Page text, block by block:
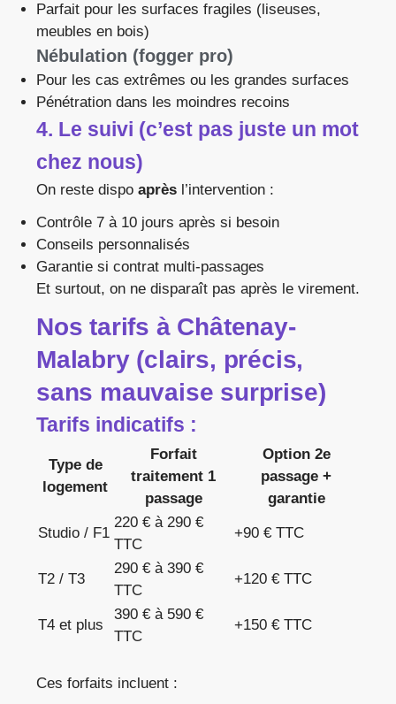
Parfait pour les surfaces fragiles (liseuses,
meubles en bois)
Nébulation (fogger pro)
Pour les cas extrêmes ou les grandes surfaces
Pénétration dans les moindres recoins
4. Le suivi (c’est pas juste un mot
chez nous)
On reste dispo après l’intervention :
Contrôle 7 à 10 jours après si besoin
Conseils personnalisés
Garantie si contrat multi-passages
Et surtout, on ne disparaît pas après le virement.
Nos tarifs à Châtenay-
Malabry (clairs, précis,
sans mauvaise surprise)
Tarifs indicatifs :
Type de
logement
Forfait
traitement 1
passage
Option 2e
passage +
garantie
Studio / F1
220 € à 290 €
TTC
+90 € TTC
T2 / T3
290 € à 390 €
TTC
+120 € TTC
T4 et plus
390 € à 590 €
TTC
+150 € TTC
Ces forfaits incluent :